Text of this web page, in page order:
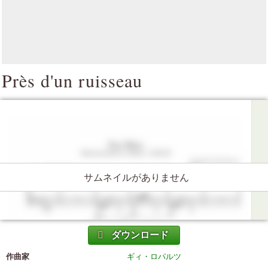
Près d'un ruisseau
サムネイルがありません
ダウンロード
作曲家
ギィ・ロパルツ